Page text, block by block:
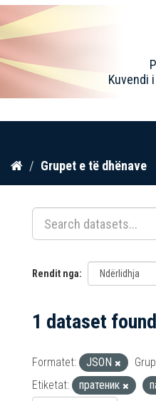
Kalo
përmbajtja
Kuvendi
Grupet e të dhënave
Rendit nga
1 dataset found
Formatet: JSON
Etiketat:
пратеник